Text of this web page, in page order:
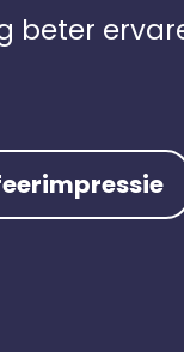
beter